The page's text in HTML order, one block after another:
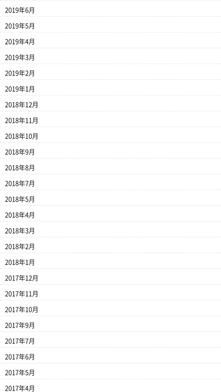
2019年6月
2019年5月
2019年4月
2019年3月
2019年2月
2019年1月
2018年12月
2018年11月
2018年10月
2018年9月
2018年8月
2018年7月
2018年5月
2018年4月
2018年3月
2018年2月
2018年1月
2017年12月
2017年11月
2017年10月
2017年9月
2017年7月
2017年6月
2017年5月
2017年4月